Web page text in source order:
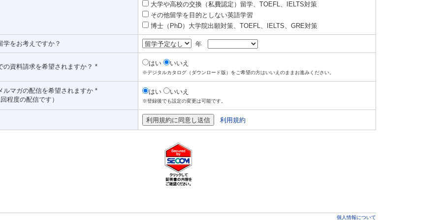
大学や高校の交換（私費認定）留学、TOEFL、IELTS対策
その他留学を目的としない英語学習
博士（PhD）大学院出願対策、TOEFL、IELTS、GRE対策
学をお考えですか？ 年
の資料請求を希望されますか？ * はい いいえ
※デジタルカタログ（ダウンロード版）をご希望の方はいいえのままお進みください。
ルマガの配信を希望されますか *
回程度の配信です）
はい いいえ
※登録後でも設定の変更は可能です。
利用規約
個人情報について